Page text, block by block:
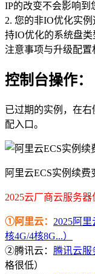
IP的改变不会影响到
2. 您的非IO优化实
持IO优化的系统盘类
注意事项与升级配置
控制台操作：
已过期的实例，在
配入口。
阿里云ECS实例续费
2025云厂商云服务器
①阿里云： 2025阿
核4G/4核8G...）
②腾讯云： 腾讯云服
格很低）